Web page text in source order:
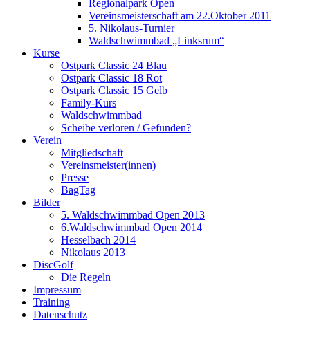
Regionalpark Open
Vereinsmeisterschaft am 22.Oktober 2011
5. Nikolaus-Turnier
Waldschwimmbad „Linksrum“
Kurse
Ostpark Classic 24 Blau
Ostpark Classic 18 Rot
Ostpark Classic 15 Gelb
Family-Kurs
Waldschwimmbad
Scheibe verloren / Gefunden?
Verein
Mitgliedschaft
Vereinsmeister(innen)
Presse
BagTag
Bilder
5. Waldschwimmbad Open 2013
6.Waldschwimmbad Open 2014
Hesselbach 2014
Nikolaus 2013
DiscGolf
Die Regeln
Impressum
Training
Datenschutz